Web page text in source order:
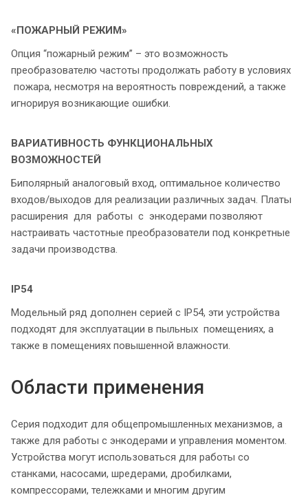
«ПОЖАРНЫЙ РЕЖИМ»
Опция “пожарный режим” – это возможность
преобразователю частоты продолжать работу в условиях
пожара, несмотря на вероятность повреждений, а также
игнорируя возникающие ошибки.
ВАРИАТИВНОСТЬ ФУНКЦИОНАЛЬНЫХ
ВОЗМОЖНОСТЕЙ
Биполярный аналоговый вход, оптимальное количество
входов/выходов для реализации различных задач. Платы
расширения для работы с энкодерами позволяют
настраивать частотные преобразователи под конкретные
задачи производства.
IP54
Модельный ряд дополнен серией с IP54, эти устройства
подходят для эксплуатации в пыльных помещениях, а
также в помещениях повышенной влажности.
Области применения
Серия подходит для общепромышленных механизмов, а
также для работы с энкодерами и управления моментом.
Устройства могут использоваться для работы со
станками, насосами, шредерами, дробилками,
компрессорами, тележками и многим другим